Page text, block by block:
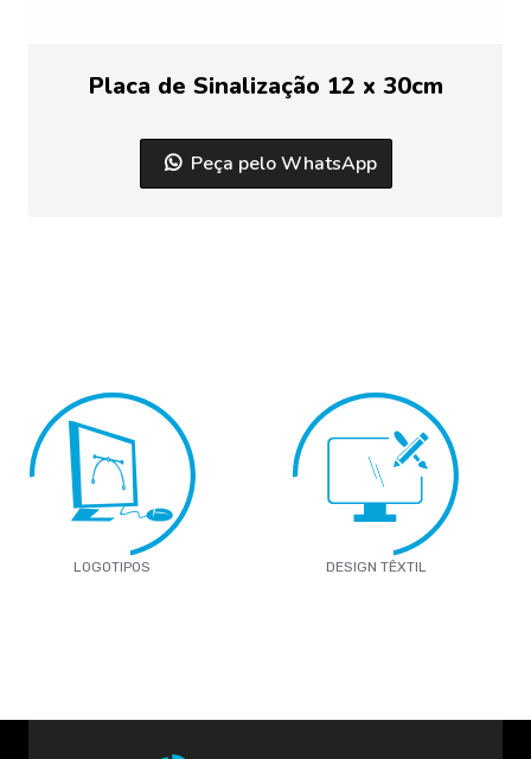
Placa de Sinalização 12 x 30cm
Peça pelo WhatsApp
LOGOTIPOS DESIGN TÊXTIL